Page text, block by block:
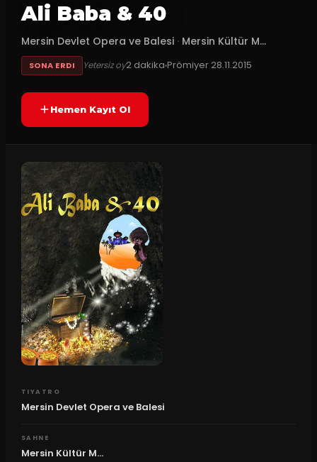
Ali Baba & 40
Mersin Devlet Opera ve Balesi · Mersin Kültür M...
SONA ERDI Yetersiz oy2 dakikaPrömiyer 28.11.2015
Hemen Kayıt Ol
TIYATRO
Mersin Devlet Opera ve Balesi
SAHNE
Mersin Kültür M...